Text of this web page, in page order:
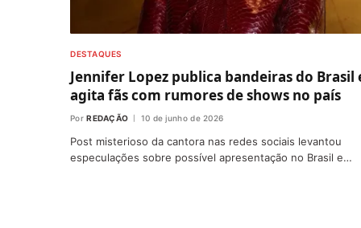
DESTAQUES
Jennifer Lopez publica bandeiras do Brasil
agita fãs com rumores de shows no país
Por REDAÇÃO 10 de junho de 2026
Post misterioso da cantora nas redes sociais levantou
especulações sobre possível apresentação no Brasil e…